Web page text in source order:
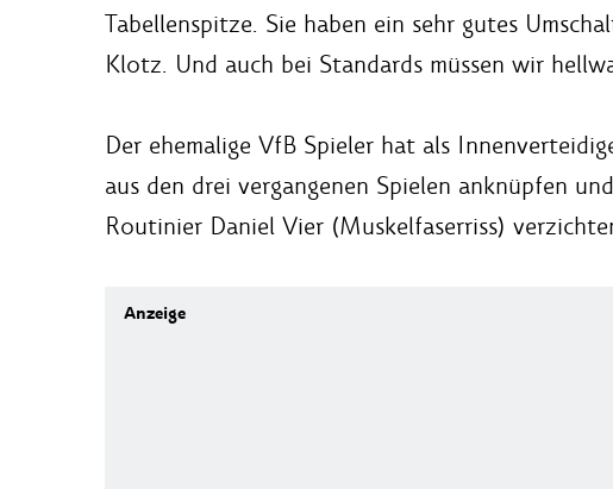
Tabellenspitze. Sie haben ein sehr gutes
Klotz. Und auch bei Standards müssen wir
Der ehemalige VfB Spieler hat als
aus den drei vergangenen Spielen anknüpfen
Routinier Daniel Vier (Muskelfaserriss)